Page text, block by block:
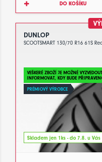
DO KOŠÍKU
DUNLOP
SCOOTSMART 130/70 R16 61S
VEŠKERÉ ZBOŽÍ JE MOŽNÉ
INFORMOVAT, KDY BUDE
PRÉMIOVÝ VÝROBCE
Skladem jen 1ks - do 7.8. u Vás